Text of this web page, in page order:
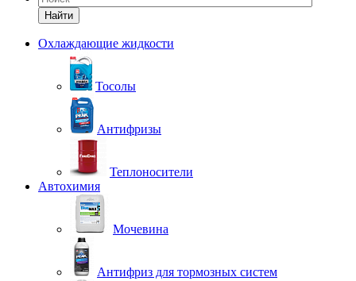
Найти
Охлаждающие жидкости
Тосолы
Антифризы
Теплоносители
Автохимия
Мочевина
Антифриз для тормозных систем